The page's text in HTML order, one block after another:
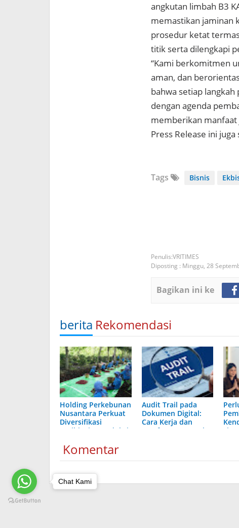
angkutan limbah B3
memastikan jaminan
prosedur ketat
titik serta dilengkapi
“Kami berkomitmen
aman, dan
bahwa setiap
dengan agenda
memberikan manfaat
Press Release ini
Tags Bisnis
VRITIMES
Diposting : Minggu, 28
Bagikan ini ke
berita Rekomendasi
Holding Perkebunan
Nusantara Perkuat
Diversifikasi
Agribisnis, Produksi
PalmCo Melonjak
225 Persen
Audit Trail pada
Dokumen Digital:
Cara Kerja dan
Manfaatnya Untuk
Komentar
Chat Kami